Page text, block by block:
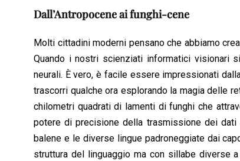
Dall’Antropocene ai funghi-cene
Molti cittadini moderni pensano che abbiamo
Quando i nostri scienziati informatici visionari
neurali. È vero, è facile essere impressionati
trascorri qualche ora esplorando la magia delle
chilometri quadrati di lamenti di funghi che
potere di precisione della trasmissione dei
balene e le diverse lingue padroneggiate dai
struttura del linguaggio ma con sillabe diverse